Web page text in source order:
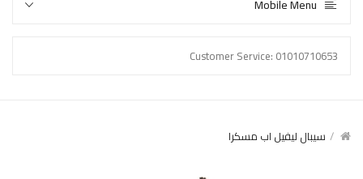
Mobile Menu
Customer Service: 01010710653
سيبال ليفيل اب مسكرا